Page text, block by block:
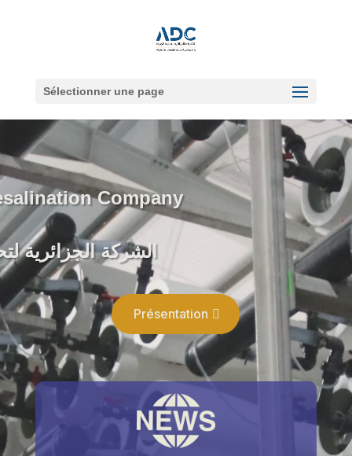
Sélectionner une page
Company
الشركة الجزائرية
Présentation